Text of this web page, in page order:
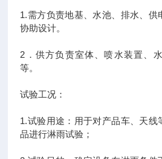
1.需方负责地基、水池、排水、供
协助设计。
2．供方负责室体、喷水装置、
等。
试验工况：
1.试验用途：用于对产品车、天线
品进行淋雨试验；